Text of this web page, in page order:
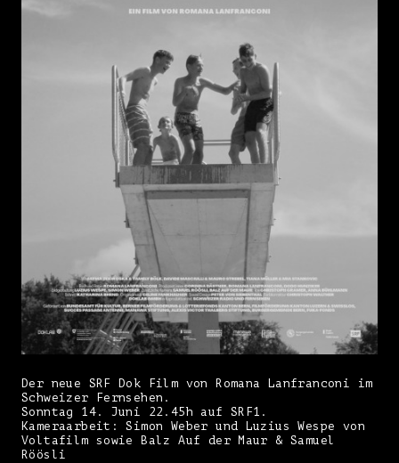
Der neue SRF Dok Film von Romana Lanfranconi im
Schweizer Fernsehen.
Sonntag 14. Juni 22.45h auf SRF1.
Kameraarbeit: Simon Weber und Luzius Wespe von
Voltafilm sowie Balz Auf der Maur & Samuel
Röösli